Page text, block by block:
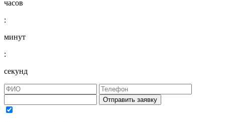
часов
:
минут
:
секунд
Отправить заявку